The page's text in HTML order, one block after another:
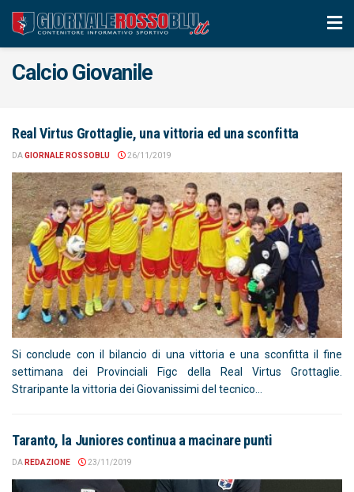
Calcio Giovanile
Real Virtus Grottaglie, una vittoria ed una sconfitta
DAGIORNALE ROSSOBLU 26/11/2019
Si conclude con il bilancio di una vittoria e una sconfitta il fine
settimana dei Provinciali Figc della Real Virtus Grottaglie.
Straripante la vittoria dei Giovanissimi del tecnico...
Taranto, la Juniores continua a macinare punti
DA REDAZIONE 23/11/2019